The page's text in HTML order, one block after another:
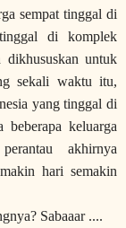
sempat tinggal di
di komplek
untuk
sekali waktu itu,
yang tinggal di
keluarga
akhirnya
hari semakin
Sabaaar ....